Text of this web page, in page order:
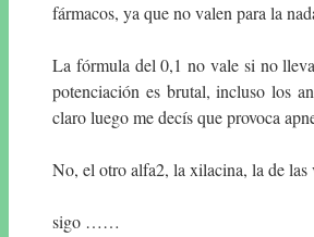
fármacos, ya que no valen para la
La fórmula del 0,1 no vale si no
potenciación es brutal, incluso los
claro luego me decís que provoca
No, el otro alfa2, la xilacina, la de las
sigo ……